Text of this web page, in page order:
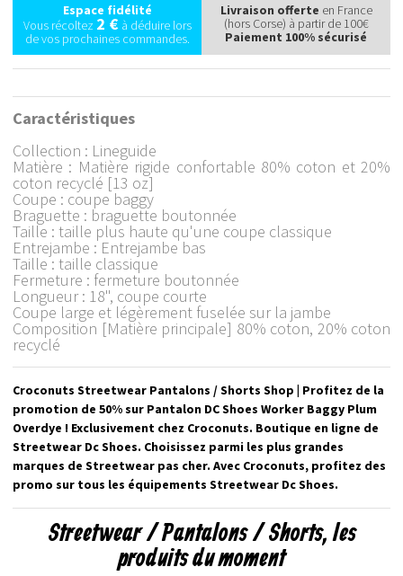
Espace fidélité
Vous récoltez 2 €à déduire lors
de vos prochaines commandes.
Livraison offerte en France
(hors Corse) à partir de 100€
Paiement 100% sécurisé
Caractéristiques
Collection : Lineguide
Matière : Matière rigide confortable 80% coton et 20%
coton recyclé [13 oz]
Coupe : coupe baggy
Braguette : braguette boutonnée
Taille : taille plus haute qu'une coupe classique
Entrejambe : Entrejambe bas
Taille : taille classique
Fermeture : fermeture boutonnée
Longueur : 18", coupe courte
Coupe large et légèrement fuselée sur la jambe
Composition [Matière principale] 80% coton, 20% coton
recyclé
Croconuts Streetwear Pantalons / Shorts Shop | Profitez de la
promotion de 50% sur Pantalon DC Shoes Worker Baggy Plum
Overdye ! Exclusivement chez Croconuts. Boutique en ligne de
Streetwear Dc Shoes. Choisissez parmi les plus grandes
marques de Streetwear pas cher. Avec Croconuts, profitez des
promo sur tous les équipements Streetwear Dc Shoes.
Streetwear / Pantalons / Shorts, les
produits du moment